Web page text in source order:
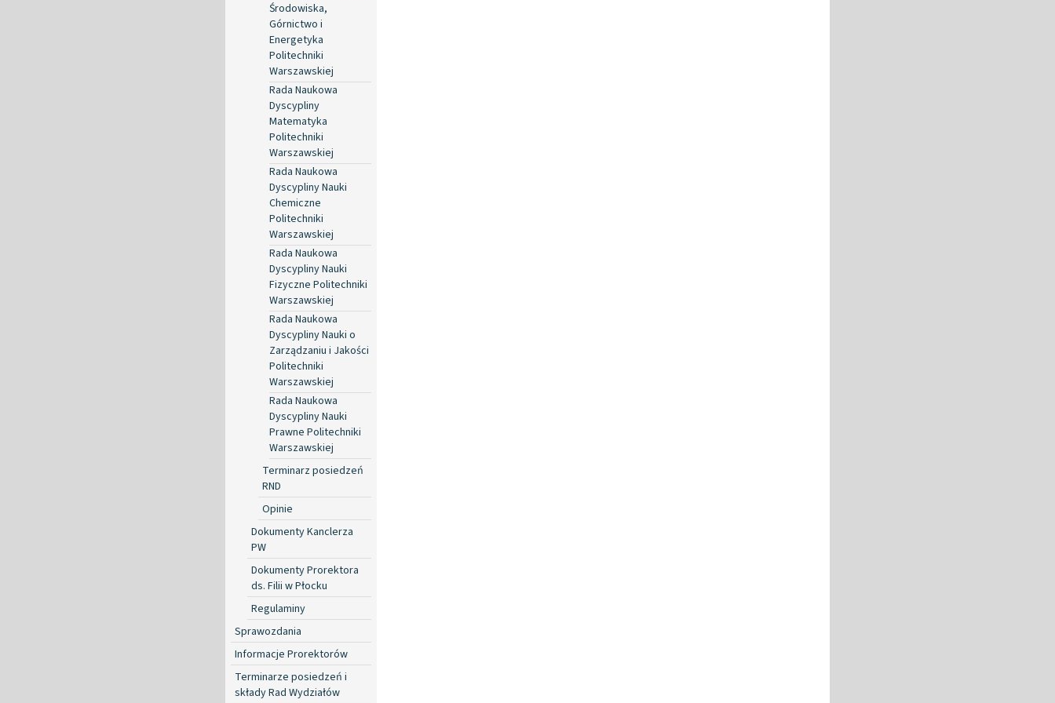
Środowiska,
Górnictwo i
Energetyka
Politechniki
Warszawskiej
Rada Naukowa
Dyscypliny
Matematyka
Politechniki
Warszawskiej
Rada Naukowa
Dyscypliny Nauki
Chemiczne
Politechniki
Warszawskiej
Rada Naukowa
Dyscypliny Nauki
Fizyczne Politechniki
Warszawskiej
Rada Naukowa
Dyscypliny Nauki o
Zarządzaniu i Jakości
Politechniki
Warszawskiej
Rada Naukowa
Dyscypliny Nauki
Prawne Politechniki
Warszawskiej
Terminarz posiedzeń
RND
Opinie
Dokumenty Kanclerza
PW
Dokumenty Prorektora
ds. Filii w Płocku
Regulaminy
Sprawozdania
Informacje Prorektorów
Terminarze posiedzeń i
składy Rad Wydziałów